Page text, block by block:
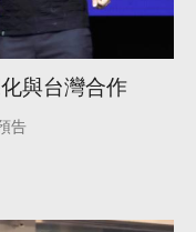
與台灣合作
告